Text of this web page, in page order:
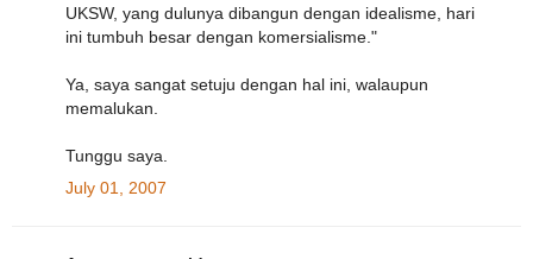
UKSW, yang dulunya dibangun dengan idealisme, hari
ini tumbuh besar dengan komersialisme."
Ya, saya sangat setuju dengan hal ini, walaupun
memalukan.
Tunggu saya.
July 01, 2007